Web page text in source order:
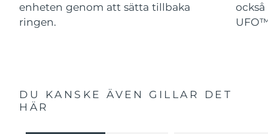
enheten genom att sätta tillbaka
ringen.
DU KANSKE ÄVEN GILLAR DET
HÄR